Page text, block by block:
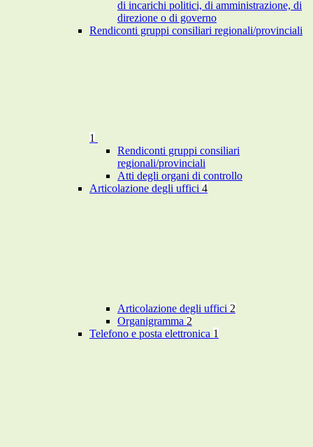
di incarichi politici, di amministrazione, di
direzione o di governo
Rendiconti gruppi consiliari regionali/provinciali
1
Rendiconti gruppi consiliari
regionali/provinciali
Atti degli organi di controllo
Articolazione degli uffici 4
Articolazione degli uffici 2
Organigramma 2
Telefono e posta elettronica 1